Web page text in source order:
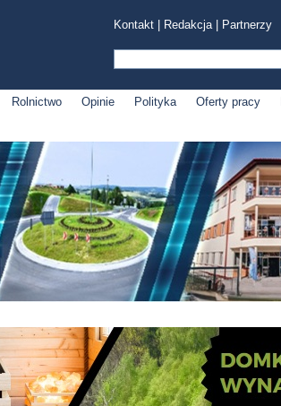
Kontakt Redakcja| Partnerzy
Rolnictwo Opinie Polityka Oferty pracy